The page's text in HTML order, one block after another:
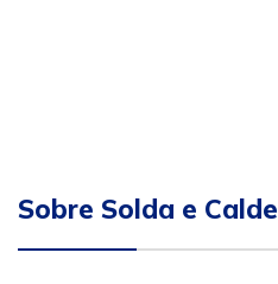
Sobre Solda e